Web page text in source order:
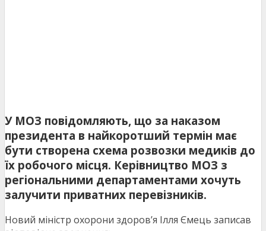
У МОЗ повідомляють, що за наказом
президента в найкоротший термін має
бути створена схема розвозки медиків до
їх робочого місця. Керівництво МОЗ з
регіональними департаментами хочуть
залучити приватних перевізників.
Новий міністр охорони здоров’я Ілля Ємець записав